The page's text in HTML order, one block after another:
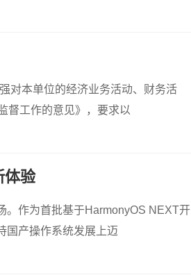
对本单位的经济业务活动、财务活
督工作的意见》，要求以
体验
。作为首批基于HarmonyOS NEXT开
国产操作系统发展上迈